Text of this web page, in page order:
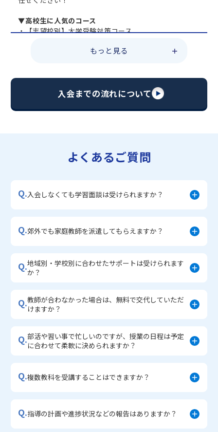
▼高校生に人気のコース
・【志望校別】大学受験対策コース
・総合型選抜直前対策コース
・【志望校別】公立・私立高校受験対策コース
・宿題サポートコース
・学習習慣定着コース
もっと見る
入会までの流れについて
よくあるご質問
Q.入会しなくても学習面談は受けられますか？
Q.郊外でも家庭教師を派遣してもらえますか？
Q.地域別・学校別に合わせたサポートは受けられます
か？
Q.教師が合わなかった場合は、無料で交代していただ
けますか？
Q.部活や習い事で忙しいのですが、授業の日程は予定
に合わせて柔軟に決められますか？
Q.複数教科を受講することはできますか？
Q.指導の計画や進捗状況などの報告はありますか？